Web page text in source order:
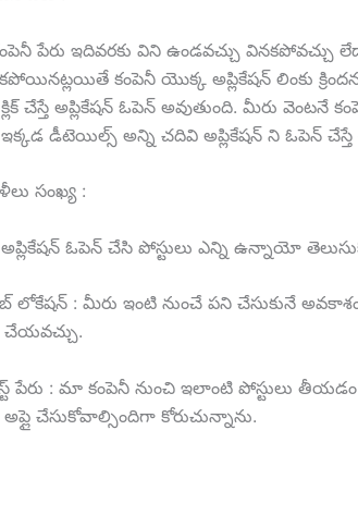
పేరు ఇదివరకు విని ఉండవచ్చు వినకపోవచ్చు
కంపెనీ యొక్క అప్లికేషన్ లింకు
చేస్తే అప్లికేషన్ ఓపెన్ అవుతుంది. మీరు
డీటెయిల్స్ అన్ని చదివి అప్లికేషన్ ని ఓపెన్
సంఖ్య :
ఓపెన్ చేసి పోస్టులు ఎన్ని ఉన్నాయో
లోకేషన్ : మీరు ఇంటి నుంచే పని చేసుకునే
పేరు : మా కంపెనీ నుంచి ఇలాంటి పోస్టులు
చేసుకోవాల్సిందిగా కోరుచున్నాను.